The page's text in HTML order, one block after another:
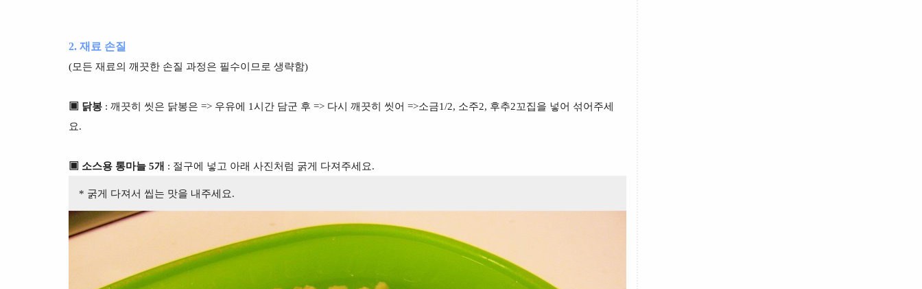
2. 재료 손질
(모든 재료의 깨끗한 손질 과정은 필수이므로 생략함)
▣ 닭봉: 깨끗히 씻은 닭봉은 => 우유에 1시간 담군 후 => 다시 깨끗히 씻어 =>소금1/2, 소주2, 후추2꼬집을 넣어 섞어주세
요.
▣ 소스용 통마늘 5개 : 절구에 넣고 아래 사진처럼 굵게 다져주세요.
* 굵게 다져서 씹는 맛을 내주세요.